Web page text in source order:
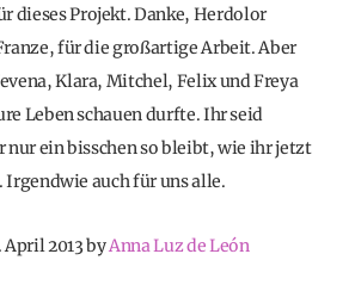
dieses Projekt. Danke, Herdolor
für die großartige Arbeit. Aber
Klara, Mitchel, Felix und Freya
Leben schauen durfte. Ihr seid
nur ein bisschen so bleibt, wie ihr jetzt
auch für uns alle.
April 2013 byAnna Luz de León